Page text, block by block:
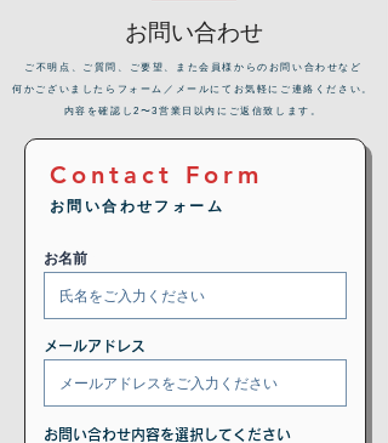
お問い合わせ
​ご不明点、ご質問、ご要望、また会員様からのお問い合わせなど
何かございましたらフォーム／メールにてお気軽にご連絡ください。
内容を確認し2〜3営業日以内にご返信致します。
Contact Form
お問い合わせフォーム
お名前
メールアドレス
お問い合わせ内容を選択してください